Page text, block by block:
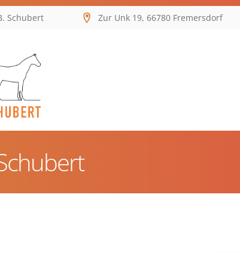
Schubert Zur Unk 19, 66780 Fremersdorf